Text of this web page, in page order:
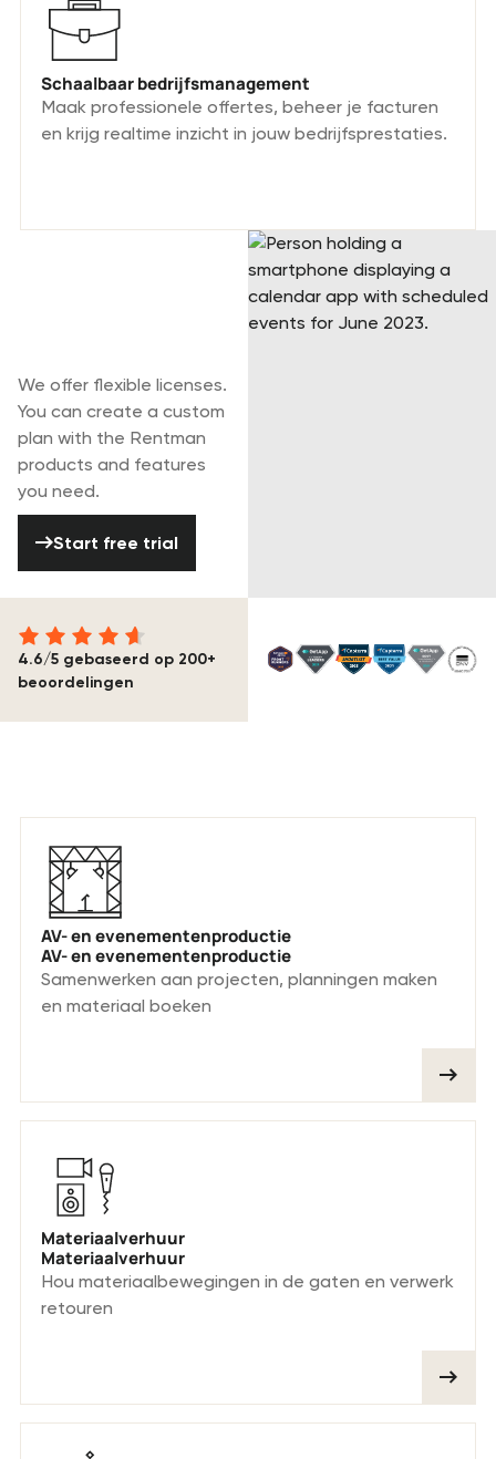
Schaalbaar bedrijfsmanagement
Maak professionele offertes, beheer je facturen
en krijg realtime inzicht in jouw bedrijfsprestaties.
We offer flexible licenses.
You can create a custom
plan with the Rentman
products and features
you need.
Start free trial
4.6/5 gebaseerd op 200+
beoordelingen
AV- en evenementenproductie
AV- en evenementenproductie
Samenwerken aan projecten, planningen maken
en materiaal boeken
Materiaalverhuur
Materiaalverhuur
Hou materiaalbewegingen in de gaten en verwerk
retouren